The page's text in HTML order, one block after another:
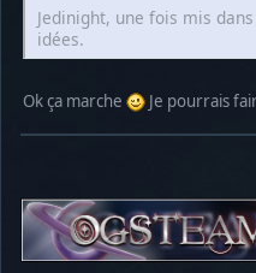
Jedinight, une fois mis
idées.
Ok ça marche Je pourrais